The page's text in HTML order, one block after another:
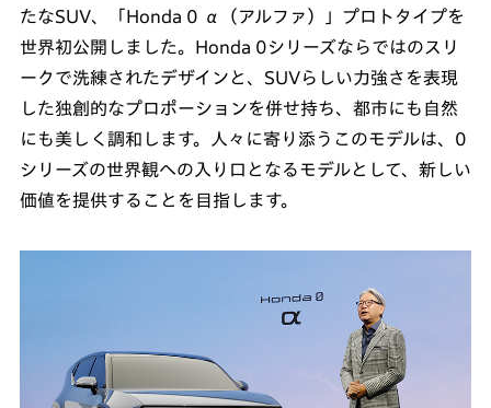
たなSUV、「Honda 0 α（アルファ）」プロトタイプを
世界初公開しました。Honda 0シリーズならではのスリ
ークで洗練されたデザインと、SUVらしい力強さを表現
した独創的なプロポーションを併せ持ち、都市にも自然
にも美しく調和します。人々に寄り添うこのモデルは、0
シリーズの世界観への入り口となるモデルとして、新しい
価値を提供することを目指します。